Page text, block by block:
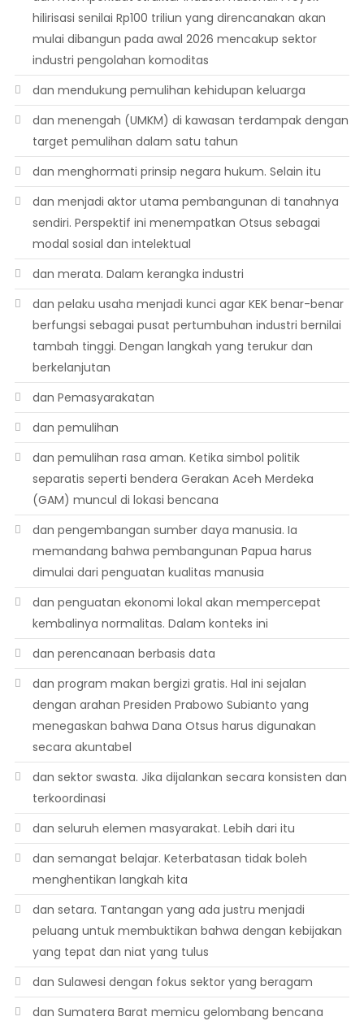
hilirisasi senilai Rp100 triliun yang direncanakan akan
mulai dibangun pada awal 2026 mencakup sektor
industri pengolahan komoditas
dan mendukung pemulihan kehidupan keluarga
dan menengah (UMKM) di kawasan terdampak dengan
target pemulihan dalam satu tahun
dan menghormati prinsip negara hukum. Selain itu
dan menjadi aktor utama pembangunan di tanahnya
sendiri. Perspektif ini menempatkan Otsus sebagai
modal sosial dan intelektual
dan merata. Dalam kerangka industri
dan pelaku usaha menjadi kunci agar KEK benar-benar
berfungsi sebagai pusat pertumbuhan industri bernilai
tambah tinggi. Dengan langkah yang terukur dan
berkelanjutan
dan Pemasyarakatan
dan pemulihan
dan pemulihan rasa aman. Ketika simbol politik
separatis seperti bendera Gerakan Aceh Merdeka
(GAM) muncul di lokasi bencana
dan pengembangan sumber daya manusia. Ia
memandang bahwa pembangunan Papua harus
dimulai dari penguatan kualitas manusia
dan penguatan ekonomi lokal akan mempercepat
kembalinya normalitas. Dalam konteks ini
dan perencanaan berbasis data
dan program makan bergizi gratis. Hal ini sejalan
dengan arahan Presiden Prabowo Subianto yang
menegaskan bahwa Dana Otsus harus digunakan
secara akuntabel
dan sektor swasta. Jika dijalankan secara konsisten dan
terkoordinasi
dan seluruh elemen masyarakat. Lebih dari itu
dan semangat belajar. Keterbatasan tidak boleh
menghentikan langkah kita
dan setara. Tantangan yang ada justru menjadi
peluang untuk membuktikan bahwa dengan kebijakan
yang tepat dan niat yang tulus
dan Sulawesi dengan fokus sektor yang beragam
dan Sumatera Barat memicu gelombang bencana